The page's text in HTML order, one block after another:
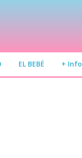
EL BEBÉ + Info